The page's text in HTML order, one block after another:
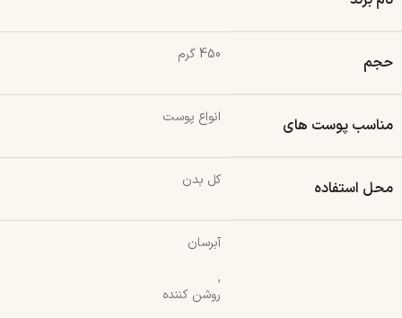
حجم 450 گرم
مناسب پوست های انواع پوست
محل استفاده کل بدن
آبرسان
,
روشن کننده